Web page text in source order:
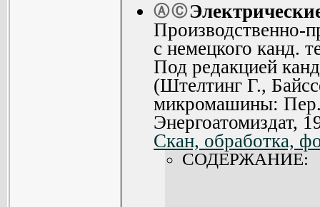
ⒶⒸ
Производственно-
с немецкого канд.
Под редакцией
(Штелтинг Г.,
микромашины:
Энергоатомиздат,
Скан, обработка,
СОДЕРЖАНИЕ: